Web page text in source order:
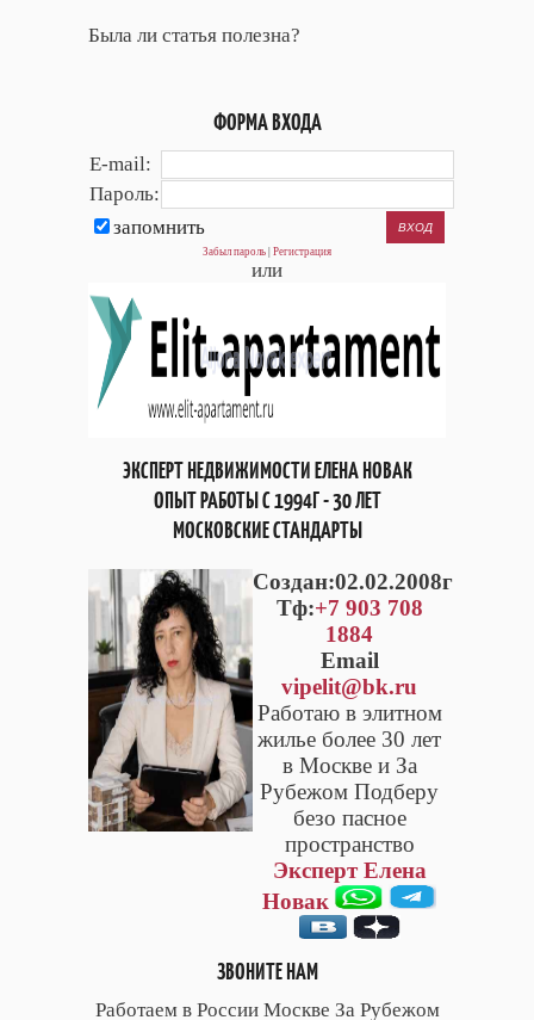
Была ли статья полезна?
ФОРМА ВХОДА
E-mail:
Пароль:
запомнить
Забыл пароль Регистрация
или
ЭКСПЕРТ НЕДВИЖИМОСТИ ЕЛЕНА НОВАК
ОПЫТ РАБОТЫ С 1994Г - 30 ЛЕТ
МОСКОВСКИЕ СТАНДАРТЫ
Cоздан:02.02.2008г
Тф:+7 903 708
1884
Email
vipelit@bk.ru
Работаю в элитном
жилье более 30 лет
в Москве и За
Рубежом Подберу
безо пасное
пространство
Эксперт Елена
Новак
ЗВОНИТЕ НАМ
Работаем в России Москве За Рубежом